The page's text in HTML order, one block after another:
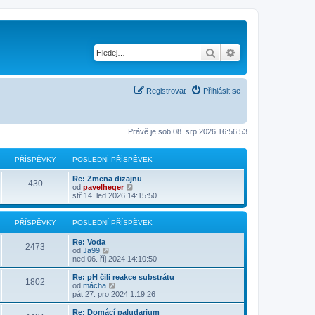
Hledat
Přihlásit se
Registrovat
Právě je sob 08. srp 2026 16:56:53
PŘÍSPĚVKY POSLEDNÍ PŘÍSPĚVEK
430
Re: Zmena dizajnu
od pavelheger
o
b
r
a
o
s
l
d
n
í
stř 14. led 2026 14:15:50
PŘÍSPĚVKY POSLEDNÍ PŘÍSPĚVEK
2473
Re: Voda
od Ja99
o
b
r
a
z
ned 06. říj 2024 14:10:50
1802
Re: pH čili reakce substrátu
od mácha
o
b
r
pát 27. pro 2024 1:19:26
Re: Domácí paludarium